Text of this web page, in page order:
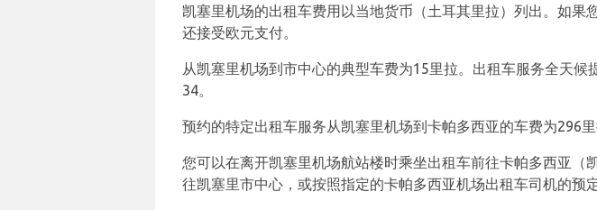
凯塞里机场的出租车费用以当地货币（土耳其里拉）列出。如
还接受欧元支付。
从凯塞里机场到市中心的典型车费为15里拉。出租车服务全天
34。
预约的特定出租车服务从凯塞里机场到卡帕多西亚的车费为296里
您可以在离开凯塞里机场航站楼时乘坐出租车前往卡帕多西亚
往凯塞里市中心，或按照指定的卡帕多西亚机场出租车司机的预